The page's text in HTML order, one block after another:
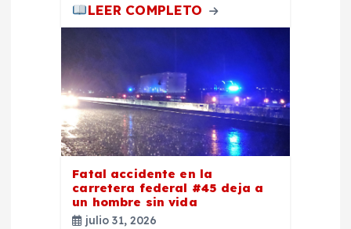
LEER COMPLETO
Fatal accidente en la
carretera federal #45 deja a
un hombre sin vida
julio 31, 2026